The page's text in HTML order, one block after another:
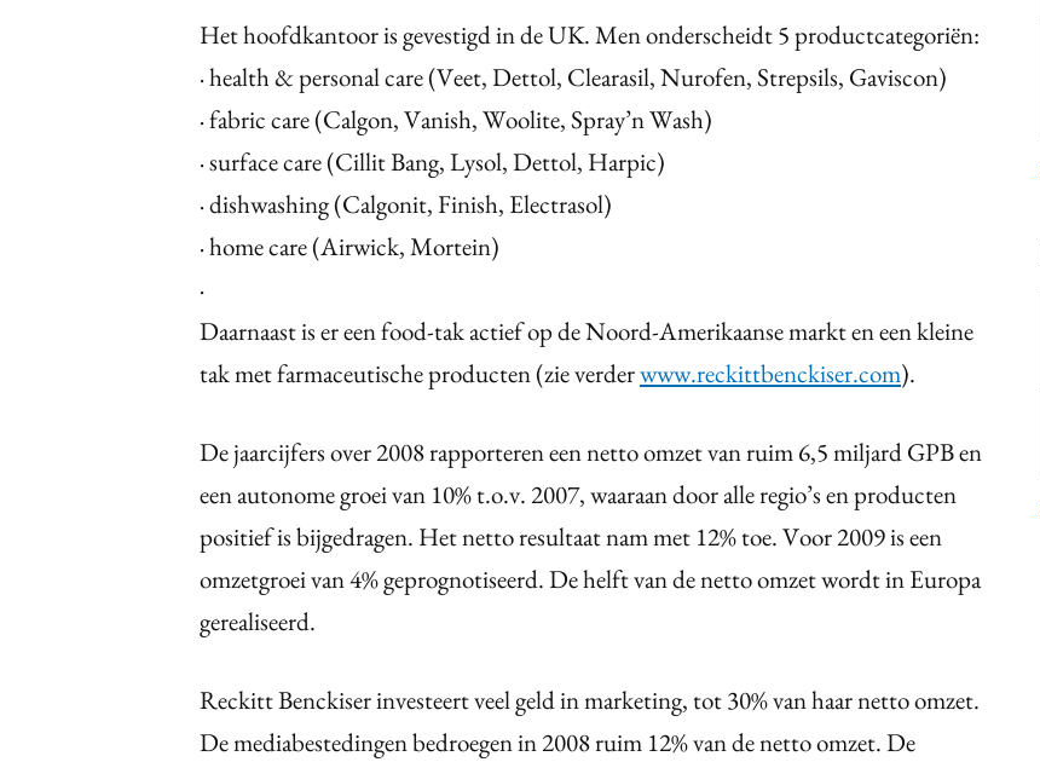
Het hoofdkantoor is gevestigd in de UK. Men onderscheidt 5 productcategoriën:
· health & personal care (Veet, Dettol, Clearasil, Nurofen, Strepsils, Gaviscon)
· fabric care (Calgon, Vanish, Woolite, Spray’n Wash)
· surface care (Cillit Bang, Lysol, Dettol, Harpic)
· dishwashing (Calgonit, Finish, Electrasol)
· home care (Airwick, Mortein)
·
Daarnaast is er een food-tak actief op de Noord-Amerikaanse markt en een kleine
tak met farmaceutische producten (zie verderwww.reckittbenckiser.com).
De jaarcijfers over 2008 rapporteren een netto omzet van ruim 6,5 miljard GPB en
een autonome groei van 10% t.o.v. 2007, waaraan door alle regio’s en producten
positief is bijgedragen. Het netto resultaat nam met 12% toe. Voor 2009 is een
omzetgroei van 4% geprognotiseerd. De helft van de netto omzet wordt in Europa
gerealiseerd.
Reckitt Benckiser investeert veel geld in marketing, tot 30% van haar netto omzet.
De mediabestedingen bedroegen in 2008 ruim 12% van de netto omzet. De